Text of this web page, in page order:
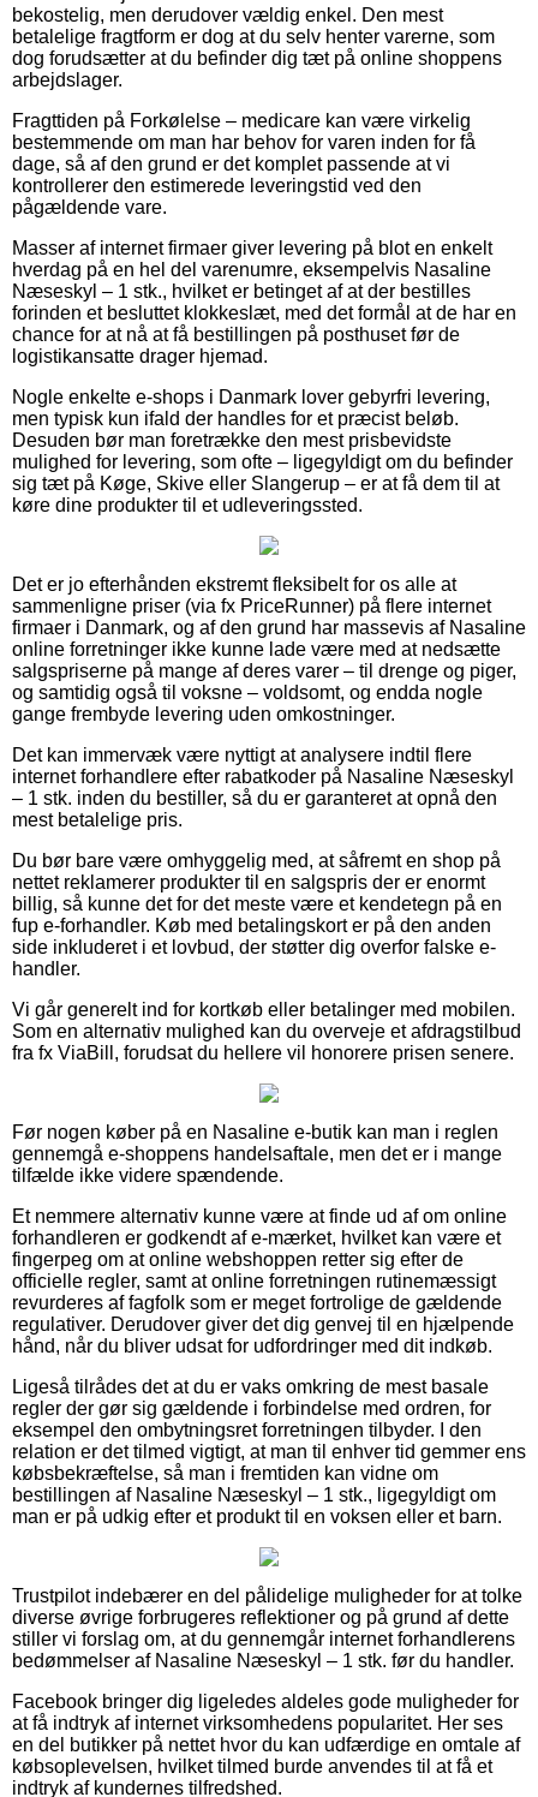
bekostelig, men derudover vældig enkel. Den mest
betalelige fragtform er dog at du selv henter varerne, som
dog forudsætter at du befinder dig tæt på online shoppens
arbejdslager.
Fragttiden på Forkølelse – medicare kan være virkelig
bestemmende om man har behov for varen inden for få
dage, så af den grund er det komplet passende at vi
kontrollerer den estimerede leveringstid ved den
pågældende vare.
Masser af internet firmaer giver levering på blot en enkelt
hverdag på en hel del varenumre, eksempelvis Nasaline
Næseskyl – 1 stk., hvilket er betinget af at der bestilles
forinden et besluttet klokkeslæt, med det formål at de har en
chance for at nå at få bestillingen på posthuset før de
logistikansatte drager hjemad.
Nogle enkelte e-shops i Danmark lover gebyrfri levering,
men typisk kun ifald der handles for et præcist beløb.
Desuden bør man foretrække den mest prisbevidste
mulighed for levering, som ofte – ligegyldigt om du befinder
sig tæt på Køge, Skive eller Slangerup – er at få dem til at
køre dine produkter til et udleveringssted.
Det er jo efterhånden ekstremt fleksibelt for os alle at
sammenligne priser (via fx PriceRunner) på flere internet
firmaer i Danmark, og af den grund har massevis af Nasaline
online forretninger ikke kunne lade være med at nedsætte
salgspriserne på mange af deres varer – til drenge og piger,
og samtidig også til voksne – voldsomt, og endda nogle
gange frembyde levering uden omkostninger.
Det kan immervæk være nyttigt at analysere indtil flere
internet forhandlere efter rabatkoder på Nasaline Næseskyl
– 1 stk. inden du bestiller, så du er garanteret at opnå den
mest betalelige pris.
Du bør bare være omhyggelig med, at såfremt en shop på
nettet reklamerer produkter til en salgspris der er enormt
billig, så kunne det for det meste være et kendetegn på en
fup e-forhandler. Køb med betalingskort er på den anden
side inkluderet i et lovbud, der støtter dig overfor falske e-
handler.
Vi går generelt ind for kortkøb eller betalinger med mobilen.
Som en alternativ mulighed kan du overveje et afdragstilbud
fra fx ViaBill, forudsat du hellere vil honorere prisen senere.
Før nogen køber på en Nasaline e-butik kan man i reglen
gennemgå e-shoppens handelsaftale, men det er i mange
tilfælde ikke videre spændende.
Et nemmere alternativ kunne være at finde ud af om online
forhandleren er godkendt af e-mærket, hvilket kan være et
fingerpeg om at online webshoppen retter sig efter de
officielle regler, samt at online forretningen rutinemæssigt
revurderes af fagfolk som er meget fortrolige de gældende
regulativer. Derudover giver det dig genvej til en hjælpende
hånd, når du bliver udsat for udfordringer med dit indkøb.
Ligeså tilrådes det at du er vaks omkring de mest basale
regler der gør sig gældende i forbindelse med ordren, for
eksempel den ombytningsret forretningen tilbyder. I den
relation er det tilmed vigtigt, at man til enhver tid gemmer ens
købsbekræftelse, så man i fremtiden kan vidne om
bestillingen af Nasaline Næseskyl – 1 stk., ligegyldigt om
man er på udkig efter et produkt til en voksen eller et barn.
Trustpilot indebærer en del pålidelige muligheder for at tolke
diverse øvrige forbrugeres reflektioner og på grund af dette
stiller vi forslag om, at du gennemgår internet forhandlerens
bedømmelser af Nasaline Næseskyl – 1 stk. før du handler.
Facebook bringer dig ligeledes aldeles gode muligheder for
at få indtryk af internet virksomhedens popularitet. Her ses
en del butikker på nettet hvor du kan udfærdige en omtale af
købsoplevelsen, hvilket tilmed burde anvendes til at få et
indtryk af kundernes tilfredshed.